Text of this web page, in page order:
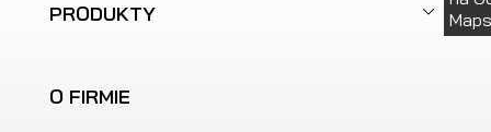
PRODUKTY
O FIRMIE